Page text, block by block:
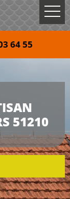
64 55
51210